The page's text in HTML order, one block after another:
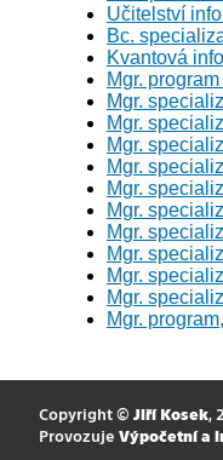
Učitelství
Bc.
Kvantová
Mgr.
Mgr.
Mgr.
Mgr.
Mgr.
Mgr.
Mgr.
Mgr.
Mgr.
Mgr.
Mgr.
Mgr.
Copyright © Jiří Kosek,
Provozuje Výpočetní a